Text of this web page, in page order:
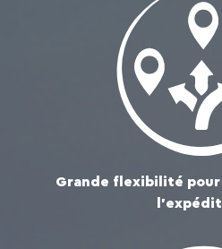
Grande flexibilité